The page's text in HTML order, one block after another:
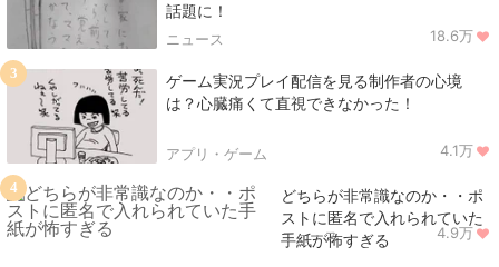
話題に！
ニュース 18.6万
ゲーム実況プレイ配信を見る制作者の心境
は？心臓痛くて直視できなかった！
アプリ・ゲーム 4.1万
3
どちらが非常識なのか・・ポ
ストに匿名で入れられていた
手紙が怖すぎる
ニュース 4.9万
4